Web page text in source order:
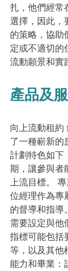
扎，他們經常
選擇，因此，
的策略，協助
定或不適切的
流動願景和實
產品及
向上流動租約
了一種嶄新的
計劃特色如下
期，讓參與者
上流目標。
位經理作為專
的督導和指導
需要設定與他
指標可能包括
等，以及其他
能力和畢業：